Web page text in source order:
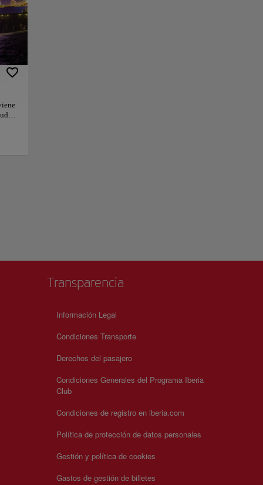
el día,
de algodón
local en vivo al
Santa Mónica
de semana:
Transparencia
Información Legal
Condiciones Transporte
Derechos del pasajero
Condiciones Generales del Programa Iberia
Club
Condiciones de registro en iberia.com
Política de protección de datos personales
Gestión y política de cookies
Gastos de gestión de billetes